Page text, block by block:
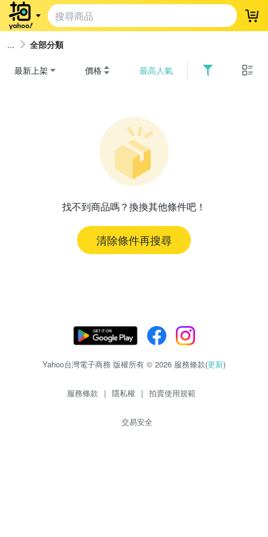
登
全部分類
最新上架 價格 最高人氣
找不到商品嗎？換換其他條件吧！
清除條件再搜尋
Yahoo台灣電子商務 版權所有 © 2026 服務條款(更新)
服務條款 | 隱私權 | 拍賣使用規範
交易安全